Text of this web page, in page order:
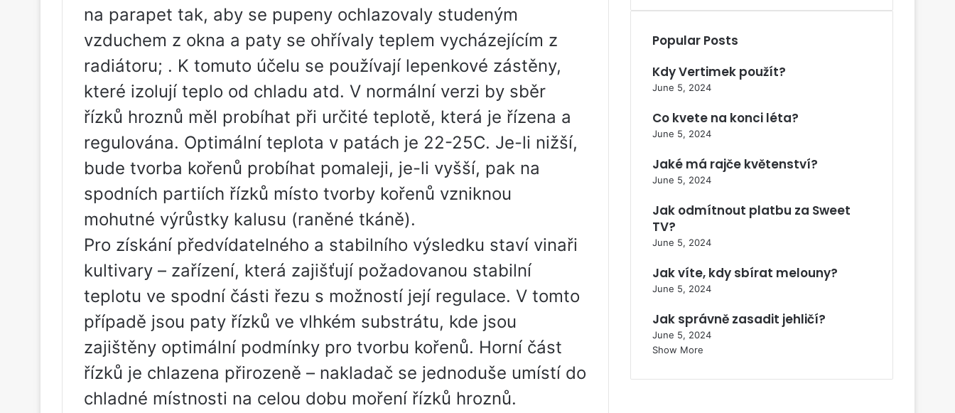
na parapet tak, aby se pupeny ochlazovaly studeným
vzduchem z okna a paty se ohřívaly teplem vycházejícím z
radiátoru; . K tomuto účelu se používají lepenkové zástěny,
které izolují teplo od chladu atd. V normální verzi by sběr
řízků hroznů měl probíhat při určité teplotě, která je řízena a
regulována. Optimální teplota v patách je 22-25C. Je-li nižší,
bude tvorba kořenů probíhat pomaleji, je-li vyšší, pak na
spodních partiích řízků místo tvorby kořenů vzniknou
mohutné výrůstky kalusu (raněné tkáně).
Pro získání předvídatelného a stabilního výsledku staví vinaři
kultivary – zařízení, která zajišťují požadovanou stabilní
teplotu ve spodní části řezu s možností její regulace. V tomto
případě jsou paty řízků ve vlhkém substrátu, kde jsou
zajištěny optimální podmínky pro tvorbu kořenů. Horní část
řízků je chlazena přirozeně – nakladač se jednoduše umístí do
chladné místnosti na celou dobu moření řízků hroznů.
Popular Posts
Kdy Vertimek použít?
June 5, 2024
Co kvete na konci léta?
June 5, 2024
Jaké má rajče květenství?
June 5, 2024
Jak odmítnout platbu za Sweet
TV?
June 5, 2024
Jak víte, kdy sbírat melouny?
June 5, 2024
Jak správně zasadit jehličí?
June 5, 2024
Show More